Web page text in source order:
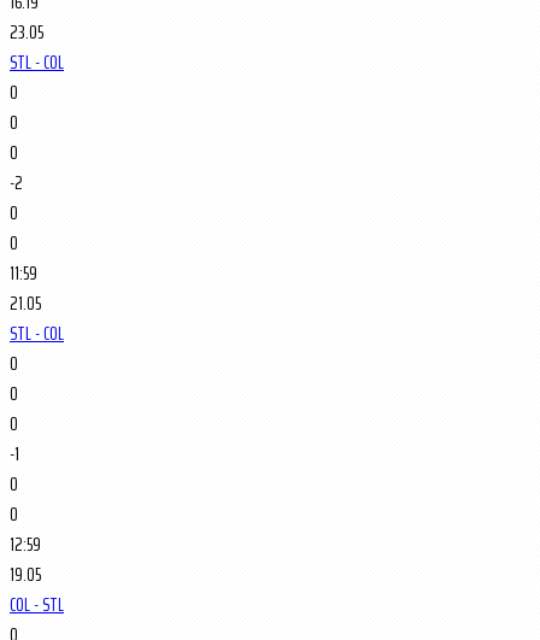
23.05
STL - COL
0
0
0
-2
0
0
11:59
21.05
STL - COL
0
0
0
-1
0
0
12:59
19.05
COL - STL